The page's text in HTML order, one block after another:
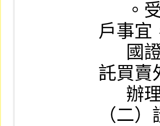
戶事宜
託買賣
（二